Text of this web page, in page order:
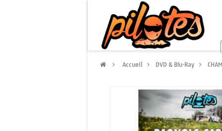
> Accueil > DVD & Blu-Ray >